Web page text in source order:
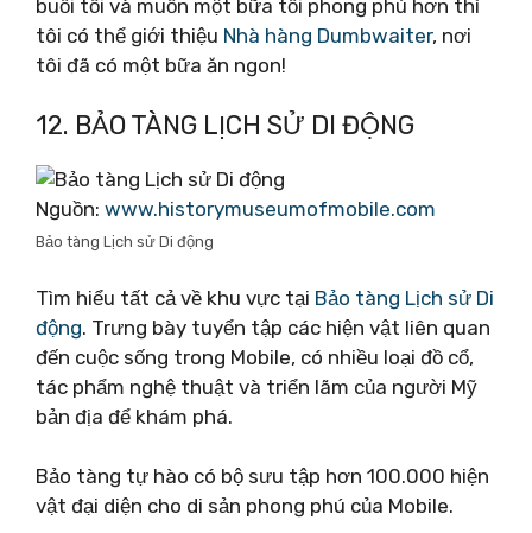
buổi tối và muốn một bữa tối phong phú hơn thì
tôi có thể giới thiệu Nhà hàng Dumbwaiter, nơi
tôi đã có một bữa ăn ngon!
12. BẢO TÀNG LỊCH SỬ DI ĐỘNG
Nguồn: www.historymuseumofmobile.com
Bảo tàng Lịch sử Di động
Tìm hiểu tất cả về khu vực tại Bảo tàng Lịch sử Di
động. Trưng bày tuyển tập các hiện vật liên quan
đến cuộc sống trong Mobile, có nhiều loại đồ cổ,
tác phẩm nghệ thuật và triển lãm của người Mỹ
bản địa để khám phá.
Bảo tàng tự hào có bộ sưu tập hơn 100.000 hiện
vật đại diện cho di sản phong phú của Mobile.